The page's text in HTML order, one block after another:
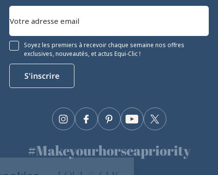
Soyez les premiers à recevoir chaque semaine nos offres
exclusives, nouveautés, et actus Equi-Clic !
S'inscrire
Facebook Twitter
YouTube
Pinterest
Instagram
#Makeyourhorseapriority
🫶